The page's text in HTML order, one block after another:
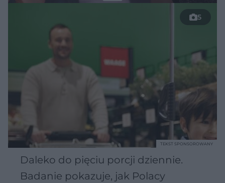
5
Daleko do pięciu porcji dziennie.
Badanie pokazuje, jak Polacy
TEKST SPONSOROWANY